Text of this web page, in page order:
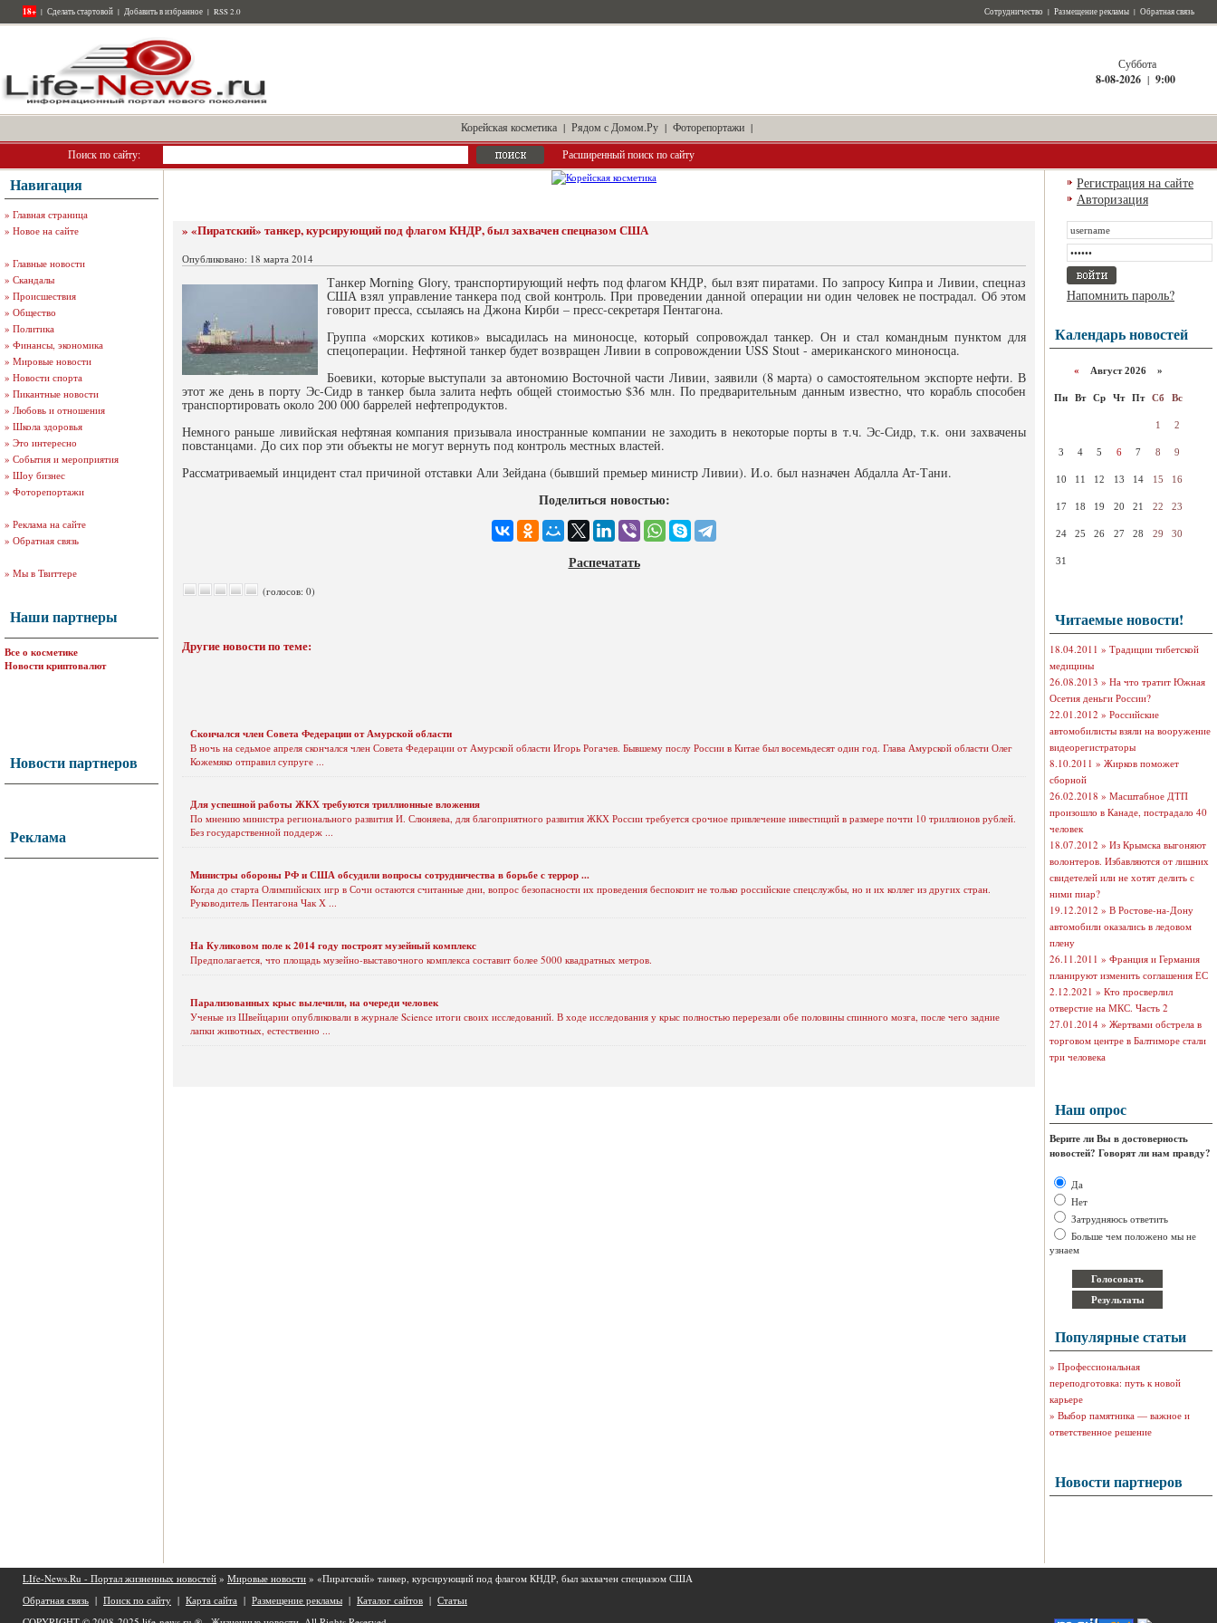
18+ | Сделать стартовой | Добавить в избранное | RSS 2.0 Сотрудничество | Размещение рекламы | Обратная связь
Суббота
8-08-2026 | 9:00
Корейская косметика | Рядом с Домом.Ру | Фоторепортажи |
Поиск по сайту:
Расширенный поиск по сайту
Навигация
» Главная страница
» Новое на сайте
» Главные новости
» Скандалы
» Происшествия
» Общество
» Политика
» Финансы, экономика
» Мировые новости
» Новости спорта
» Пикантные новости
» Любовь и отношения
» Школа здоровья
» Это интересно
» События и мероприятия
» Шоу бизнес
» Фоторепортажи
» Реклама на сайте
» Обратная связь
» Мы в Твиттере
Наши партнеры
Все о косметике
Новости криптовалют
Новости партнеров
Реклама
» «Пиратский» танкер, курсирующий под флагом КНДР, был захвачен спецназом США
Опубликовано: 18 марта 2014
Танкер Morning Glory, транспортирующий нефть под флагом КНДР, был взят пиратами. По запросу Кипра и Ливии, спецназ
США взял управление танкера под свой контроль. При проведении данной операции ни один человек не пострадал. Об этом
говорит пресса, ссылаясь на Джона Кирби – пресс-секретаря Пентагона.
Группа «морских котиков» высадилась на миноносце, который сопровождал танкер. Он и стал командным пунктом для
спецоперации. Нефтяной танкер будет возвращен Ливии в сопровождении USS Stout - американского миноносца.
Боевики, которые выступали за автономию Восточной части Ливии, заявили (8 марта) о самостоятельном экспорте нефти. В
этот же день в порту Эс-Сидр в танкер была залита нефть общей стоимостью $36 млн. По предварительным данным известно, что корабль способен
транспортировать около 200 000 баррелей нефтепродуктов.
Немного раньше ливийская нефтяная компания призывала иностранные компании не заходить в некоторые порты в т.ч. Эс-Сидр, т.к. они захвачены
повстанцами. До сих пор эти объекты не могут вернуть под контроль местных властей.
Рассматриваемый инцидент стал причиной отставки Али Зейдана (бывший премьер министр Ливии). И.о. был назначен Абдалла Ат-Тани.
Поделиться новостью:
Распечатать
(голосов: 0)
Другие новости по теме:
Скончался член Совета Федерации от Амурской области
В ночь на седьмое апреля скончался член Совета Федерации от Амурской области Игорь Рогачев. Бывшему послу России в Китае был восемьдесят один год. Глава Амурской области Олег
Кожемяко отправил супруге ...
Для успешной работы ЖКХ требуются триллионные вложения
По мнению министра регионального развития И. Слюняева, для благоприятного развития ЖКХ России требуется срочное привлечение инвестиций в размере почти 10 триллионов рублей.
Без государственной поддерж ...
Министры обороны РФ и США обсудили вопросы сотрудничества в борьбе с террор ...
Когда до старта Олимпийских игр в Сочи остаются считанные дни, вопрос безопасности их проведения беспокоит не только российские спецслужбы, но и их коллег из других стран.
Руководитель Пентагона Чак Х ...
На Куликовом поле к 2014 году построят музейный комплекс
Предполагается, что площадь музейно-выставочного комплекса составит более 5000 квадратных метров.
Парализованных крыс вылечили, на очереди человек
Ученые из Швейцарии опубликовали в журнале Science итоги своих исследований. В ходе исследования у крыс полностью перерезали обе половины спинного мозга, после чего задние
лапки животных, естественно ...
Регистрация на сайте
Авторизация
Напомнить пароль?
Календарь новостей
« Август 2026 »
Пн Вт Ср Чт Пт Сб Вс
1 2
3 4 5 6 7 8 9
10 11 12 13 14 15 16
17 18 19 20 21 22 23
24 25 26 27 28 29 30
31
Читаемые новости!
18.04.2011 » Традиции тибетской
медицины
26.08.2013 » На что тратит Южная
Осетия деньги России?
22.01.2012 » Российские
автомобилисты взяли на вооружение
видеорегистраторы
8.10.2011 » Жирков поможет
сборной
26.02.2018 » Масштабное ДТП
произошло в Канаде, пострадало 40
человек
18.07.2012 » Из Крымска выгоняют
волонтеров. Избавляются от лишних
свидетелей или не хотят делить с
ними пиар?
19.12.2012 » В Ростове-на-Дону
автомобили оказались в ледовом
плену
26.11.2011 » Франция и Германия
планируют изменить соглашения ЕС
2.12.2021 » Кто просверлил
отверстие на МКС. Часть 2
27.01.2014 » Жертвами обстрела в
торговом центре в Балтиморе стали
три человека
Наш опрос
Верите ли Вы в достоверность
новостей? Говорят ли нам правду?
Да
Нет
Затрудняюсь ответить
Больше чем положено мы не
узнаем
Популярные статьи
» Профессиональная
переподготовка: путь к новой
карьере
» Выбор памятника — важное и
ответственное решение
Новости партнеров
LIfe-News.Ru - Портал жизненных новостей » Мировые новости » «Пиратский» танкер, курсирующий под флагом КНДР, был захвачен спецназом США
Обратная связь | Поиск по сайту | Карта сайта | Размещение рекламы | Каталог сайтов | Статьи